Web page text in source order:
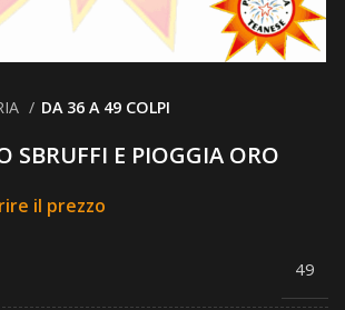
ingrandire
DA 36 A 49 COLPI
SBRUFFI E PIOGGIA ORO
il prezzo
49